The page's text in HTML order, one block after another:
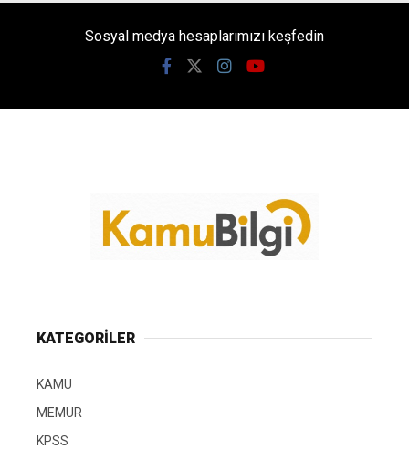
Sosyal medya hesaplarımızı keşfedin
KATEGORİLER
KAMU
MEMUR
KPSS